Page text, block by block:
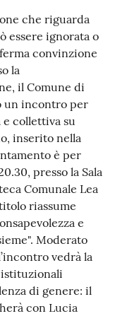
che riguarda
essere ignorata o
convinzione
la
il Comune di
un incontro per
collettiva su
inserito nella
è per
presso la Sala
Comunale Lea
riassume
e
Moderato
vedrà la
di genere: il
con Lucia